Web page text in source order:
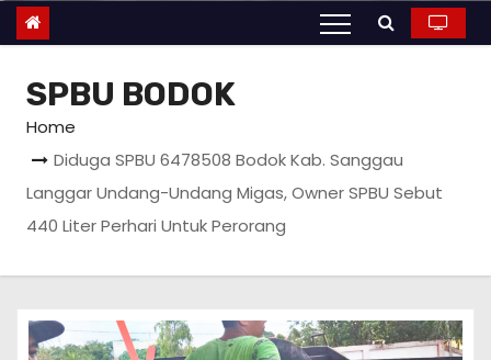
SPBU BODOK
Home
Diduga SPBU 6478508 Bodok Kab. Sanggau
Langgar Undang-Undang Migas, Owner SPBU Sebut
440 Liter Perhari Untuk Perorang